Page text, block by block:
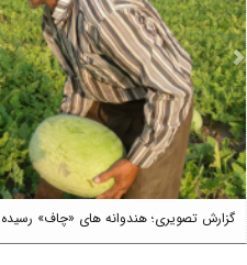
گزارش تصویری؛ هندوانه های «چاف»
Next